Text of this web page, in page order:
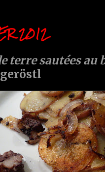
2012
terre sautées au